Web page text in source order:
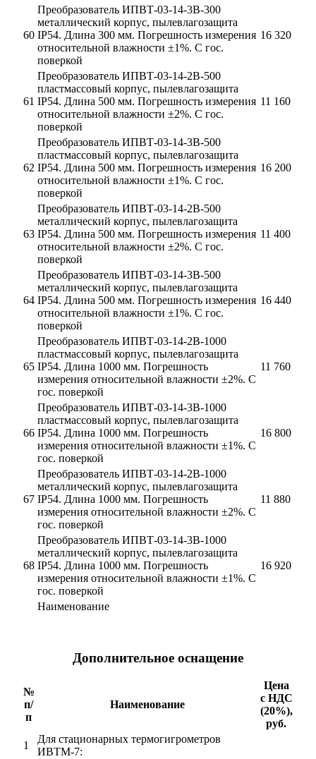
60
Преобразователь ИПВТ-03-14-3В-300
металлический корпус, пылевлагозащита
IP54. Длина 300 мм. Погрешность измерения
относительной влажности ±1%. С гос.
поверкой
16 320
61
Преобразователь ИПВТ-03-14-2В-500
пластмассовый корпус, пылевлагозащита
IP54. Длина 500 мм. Погрешность измерения
относительной влажности ±2%. С гос.
поверкой
11 160
62
Преобразователь ИПВТ-03-14-3В-500
пластмассовый корпус, пылевлагозащита
IP54. Длина 500 мм. Погрешность измерения
относительной влажности ±1%. С гос.
поверкой
16 200
63
Преобразователь ИПВТ-03-14-2В-500
металлический корпус, пылевлагозащита
IP54. Длина 500 мм. Погрешность измерения
относительной влажности ±2%. С гос.
поверкой
11 400
64
Преобразователь ИПВТ-03-14-3В-500
металлический корпус, пылевлагозащита
IP54. Длина 500 мм. Погрешность измерения
относительной влажности ±1%. С гос.
поверкой
16 440
65
Преобразователь ИПВТ-03-14-2В-1000
пластмассовый корпус, пылевлагозащита
IP54. Длина 1000 мм. Погрешность
измерения относительной влажности ±2%. С
гос. поверкой
11 760
66
Преобразователь ИПВТ-03-14-3В-1000
пластмассовый корпус, пылевлагозащита
IP54. Длина 1000 мм. Погрешность
измерения относительной влажности ±1%. С
гос. поверкой
16 800
67
Преобразователь ИПВТ-03-14-2В-1000
металлический корпус, пылевлагозащита
IP54. Длина 1000 мм. Погрешность
измерения относительной влажности ±2%. С
гос. поверкой
11 880
68
Преобразователь ИПВТ-03-14-3В-1000
металлический корпус, пылевлагозащита
IP54. Длина 1000 мм. Погрешность
измерения относительной влажности ±1%. С
гос. поверкой
16 920
Наименование
Дополнительное оснащение
№
п/
п
Наименование
Цена
с НДС
(20%),
руб.
1
Для стационарных термогигрометров
ИВТМ-7: